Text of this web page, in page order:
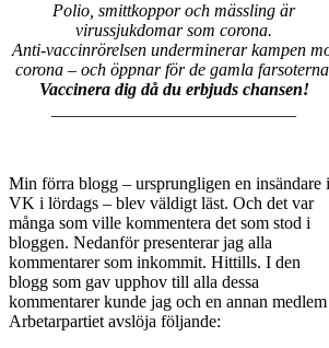
Polio, smittkoppor och mässling är
virussjukdomar som corona.
Anti-vaccinrörelsen underminerar kampen
corona – och öppnar för de gamla
Vaccinera dig då du erbjuds chansen!
Min förra blogg – ursprungligen en insändare i
VK i lördags – blev väldigt läst. Och det var
många som ville kommentera det som stod i
bloggen. Nedanför presenterar jag alla
kommentarer som inkommit. Hittills. I den
blogg som gav upphov till alla dessa
kommentarer kunde jag och en annan
Arbetarpartiet avslöja följande: